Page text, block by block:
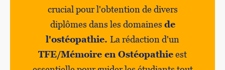
crucial pour l'obtention de divers
diplômes dans les domaines de
l'ostéopathie. La rédaction d'un
TFE/Mémoire en Ostéopathieest